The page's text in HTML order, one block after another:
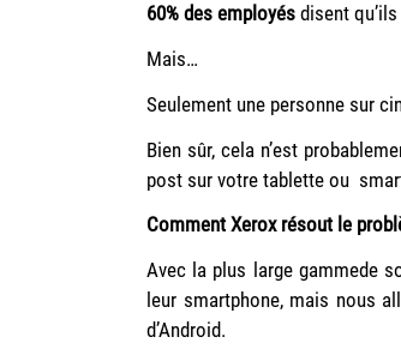
60% des employés disent
Mais…
Seulement une personne sur
Bien sûr, cela n’est
post sur votre tablette ou
Comment Xerox résout le
Avec la plus large gammede
leur smartphone, mais nous
d’Android.